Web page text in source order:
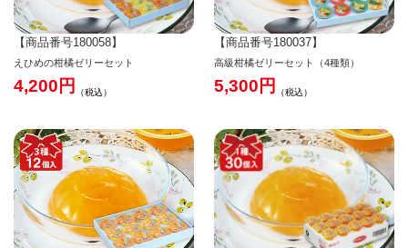
【商品番号180058】
えひめの柑橘ゼリーセット
4,200 税込
【商品番号180037】
高級柑橘ゼリーセット（4種類）
5,300 税込